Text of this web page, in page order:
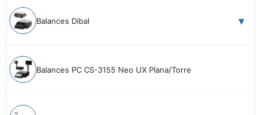
Balances Dibal
Balances PC CS-3155 Neo UX Plana/Torre